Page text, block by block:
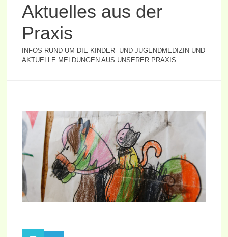
Aktuelles aus der
Praxis
INFOS RUND UM DIE KINDER- UND JUGENDMEDIZIN UND
AKTUELLE MELDUNGEN AUS UNSERER PRAXIS